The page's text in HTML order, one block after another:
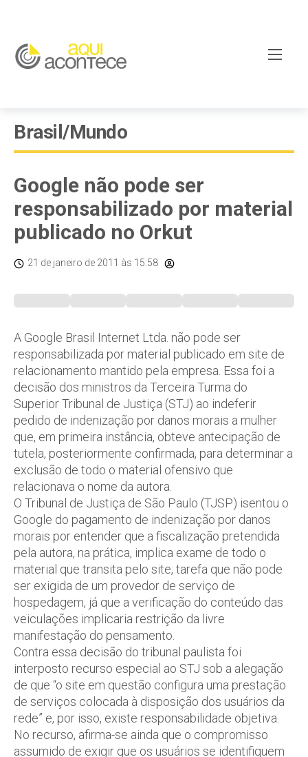
Brasil/Mundo
Google não pode ser
responsabilizado por material
publicado no Orkut
21 de janeiro de 2011 às 15:58
A Google Brasil Internet Ltda. não pode ser
responsabilizada por material publicado em site de
relacionamento mantido pela empresa. Essa foi a
decisão dos ministros da Terceira Turma do
Superior Tribunal de Justiça (STJ) ao indeferir
pedido de indenização por danos morais a mulher
que, em primeira instância, obteve antecipação de
tutela, posteriormente confirmada, para determinar a
exclusão de todo o material ofensivo que
relacionava o nome da autora.
O Tribunal de Justiça de São Paulo (TJSP) isentou o
Google do pagamento de indenização por danos
morais por entender que a fiscalização pretendida
pela autora, na prática, implica exame de todo o
material que transita pelo site, tarefa que não pode
ser exigida de um provedor de serviço de
hospedagem, já que a verificação do conteúdo das
veiculações implicaria restrição da livre
manifestação do pensamento.
Contra essa decisão do tribunal paulista foi
interposto recurso especial ao STJ sob a alegação
de que “o site em questão configura uma prestação
de serviços colocada à disposição dos usuários da
rede” e, por isso, existe responsabilidade objetiva.
No recurso, afirma-se ainda que o compromisso
assumido de exigir que os usuários se identifiquem